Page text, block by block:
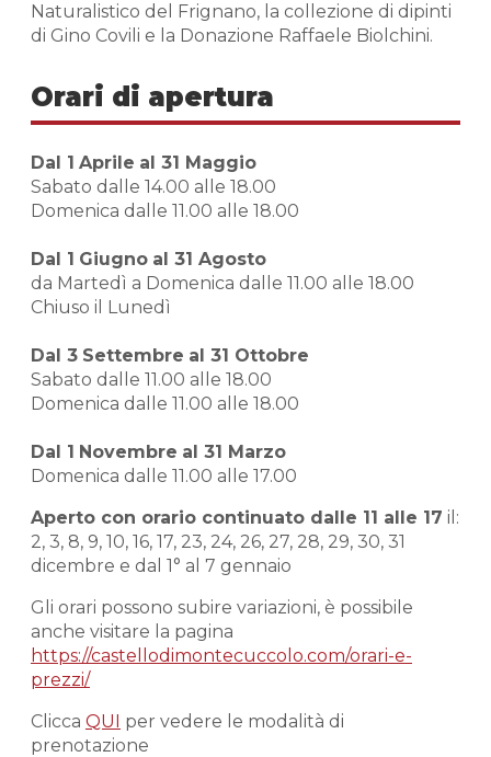
Naturalistico del Frignano, la collezione di dipinti
di Gino Covili e la Donazione Raffaele Biolchini.
Orari di apertura
Dal 1 Aprile al 31 Maggio
Sabato dalle 14.00 alle 18.00
Domenica dalle 11.00 alle 18.00
Dal 1 Giugno al 31 Agosto
da Martedì a Domenica dalle 11.00 alle 18.00
Chiuso il Lunedì
Dal 3 Settembre al 31 Ottobre
Sabato dalle 11.00 alle 18.00
Domenica dalle 11.00 alle 18.00
Dal 1 Novembre al 31 Marzo
Domenica dalle 11.00 alle 17.00
Aperto con orario continuato dalle 11 alle 17 il:
2, 3, 8, 9, 10, 16, 17, 23, 24, 26, 27, 28, 29, 30, 31
dicembre e dal 1° al 7 gennaio
Gli orari possono subire variazioni, è possibile
anche visitare la pagina
https://castellodimontecuccolo.com/orari-e-
prezzi/
Clicca QUI per vedere le modalità di
prenotazione